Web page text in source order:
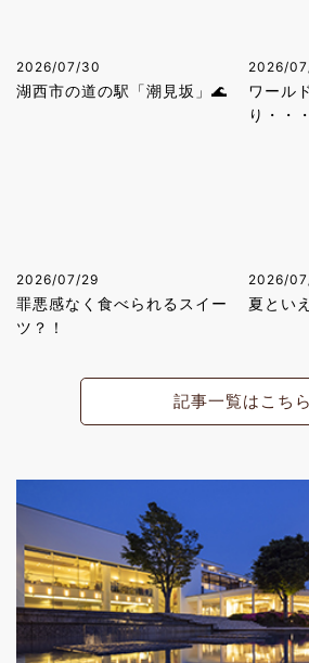
2026/07/30
湖西市の道の駅「潮見坂」🌊
2026/
ワール
り・・・
2026/07/29
罪悪感なく食べられるスイー
ツ？！
2026/
夏とい
記事一覧はこちら